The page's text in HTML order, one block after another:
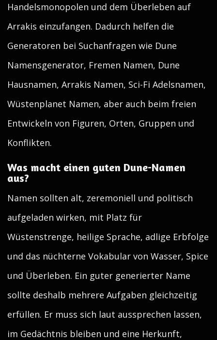
Handelsmonopolen und dem Überleben auf
Arrakis einzufangen. Dadurch helfen die
Generatoren bei Suchanfragen wie Dune
Namensgenerator, Fremen Namen, Dune
Hausnamen, Arrakis Namen, Sci-Fi Adelsnamen,
Wüstenplanet Namen, aber auch beim freien
Entwickeln von Figuren, Orten, Gruppen und
Konflikten.
Was macht einen guten Dune-Namen
aus?
Namen sollten alt, zeremoniell und politisch
aufgeladen wirken, mit Platz für
Wüstenstrenge, heilige Sprache, adlige Erbfolge
und das nüchterne Vokabular von Wasser, Spice
und Überleben. Ein guter generierter Name
sollte deshalb mehrere Aufgaben gleichzeitig
erfüllen. Er muss sich laut aussprechen lassen,
im Gedächtnis bleiben und eine Herkunft,